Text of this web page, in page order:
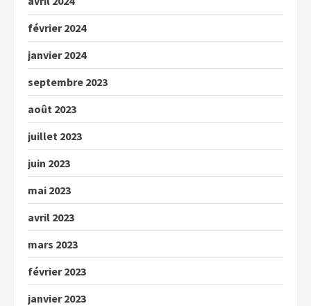
février 2024
janvier 2024
septembre 2023
août 2023
juillet 2023
juin 2023
mai 2023
avril 2023
mars 2023
février 2023
janvier 2023